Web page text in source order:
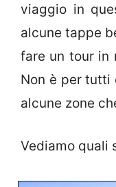
viaggio in
alcune tappe
fare un tour in
Non è per tutti
alcune zone
Vediamo quali